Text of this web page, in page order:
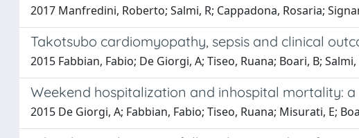
2017 Manfredini, Roberto; Salmi, R; Cappadona, Rosaria;
Takotsubo cardiomyopathy, sepsis and clinical
2015 Fabbian, Fabio; De Giorgi, A; Tiseo, Ruana; Boari, B;
Weekend hospitalization and inhospital mortality:
2015 De Giorgi, A; Fabbian, Fabio; Tiseo, Ruana; Misurati, E;